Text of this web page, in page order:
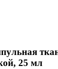
25 мл